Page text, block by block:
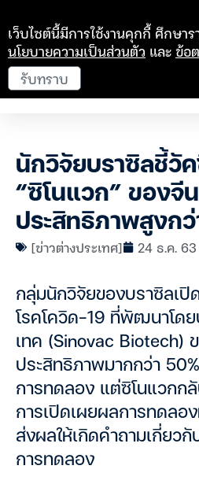
นักวิจัยบราซิลชี้วั
“ซิโนแวก” ของจี
ประสิทธิภาพสูงกว่
[ข่าวต่างประเทศ] 24 ธ.ค.
กลุ่มนักวิจัยของบราซิลเปิ
โรคโควิด-19 ที่พัฒนาโดย
เทค (Sinovac Biotech)
ประสิทธิภาพมากกว่า
การทดลอง แต่ซิโนแวกกลั
การเปิดเผยผลการทดลอ
ส่งผลให้เกิดคำถามเกี่ยวกั
การทดลอง
เว็บไซต์นี้มีการใช้งานคุกกี้ ศึกษา
นโยบายความเป็นส่วนตัว และข้อ
รับทราบ